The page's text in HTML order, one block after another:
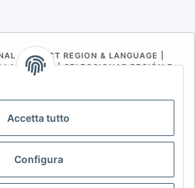
Accetta tutto
Configura
– SELECT REGION & LANGUAGE |
LA LANGUE | SELECCIONAR REGIÓN E
IDIOMA
ES
USA MX PT